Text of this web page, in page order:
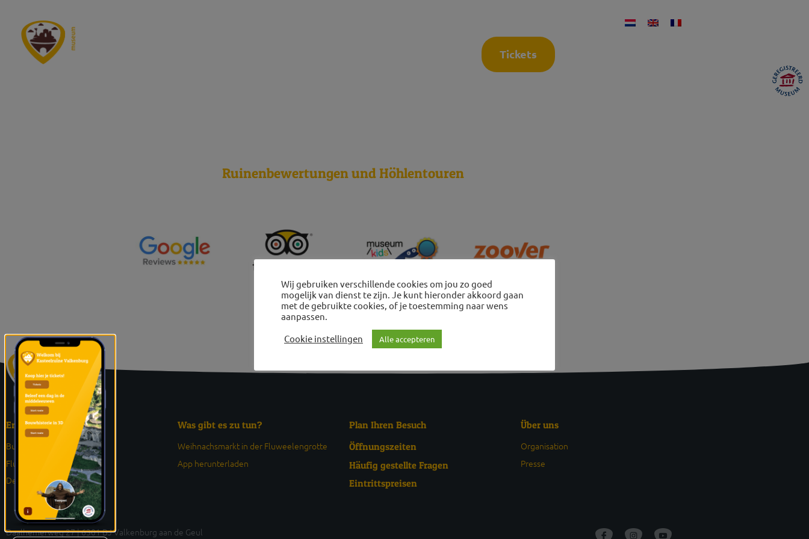
Tickets
Ruinenbewertungen und Höhlentouren
Entdeck
Burgruine
Fluweelengrotte
Der Haselderhof
Was gibt es zu tun?
Weihnachsmarkt in der Fluweelengrotte
App herunterladen
Plan Ihren Besuch
Öffnungszeiten
Häufig gestellte Fragen
Eintrittspreisen
Über uns
Organisation
Presse
Daalhemerweg 27 | 6301 BJ Valkenburg aan de Geul
Wij gebruiken verschillende cookies om jou zo goed
mogelijk van dienst te zijn. Je kunt hieronder akkoord gaan
met de gebruikte cookies, of je toestemming naar wens
aanpassen.
Cookie instellingen
Alle accepteren